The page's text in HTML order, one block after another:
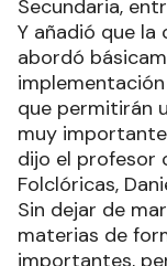
Secundaria,
Y añadió que la
abordó
que permitirán
muy
dijo el profesor
Folclóricas,
Sin dejar de
materias de
importantes,